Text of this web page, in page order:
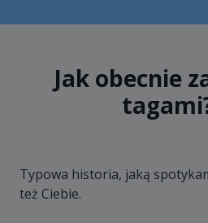
Jak obecnie
Typowa historia, jaką
też Ciebie.